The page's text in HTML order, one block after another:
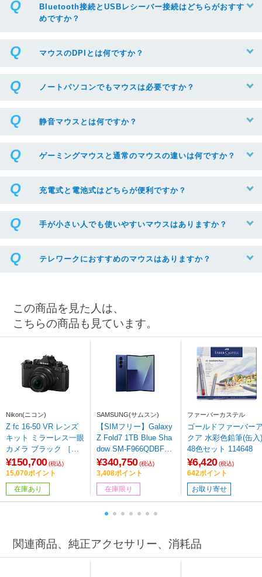
Bluetooth接続とUSBレシーバー接続はどちらがおすす
めですか？
マウスのDPIとは何ですか？
ノートパソコンでもマウスは必要ですか？
静音マウスとは何ですか？
ゲーミングマウスと通常のマウスの違いは何ですか？
充電式と電池式はどちらが便利ですか？
手が小さい人でも使いやすいマウスはありますか？
テレワークにおすすめのマウスはありますか？
この商品を見た人は、
こちらの商品も見ています。
Nikon(ニコン)
Z fc 16-50 VR レンズ
キット ミラーレス一眼
カメラ ブラック ［ズ
ームレンズ］
¥150,700 (税込)
15,070ポイント
在庫あり
SAMSUNG(サムスン)
【SIMフリー】Galaxy
Z Fold7 1TB Blue Sha
dow SM-F966QDBFSJ
P
¥340,750 (税込)
3,408ポイント
在庫限り
ファーバーカステル
ゴールドファーバー
クア 水彩色鉛筆(缶入)
48色セット 114648
¥6,420 (税込)
642ポイント
お取り寄せ
関連商品、純正アクセサリー、消耗品